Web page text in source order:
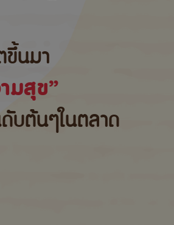
นมา
มสุข”
บต้นๆในตลาด